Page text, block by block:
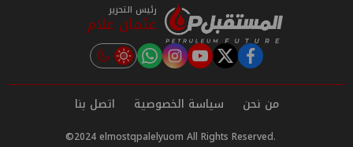
رئيس التحرير
عثمان علام
facebook
twitter
youtube
instagram
tiktok
من نحن سياسة الخصوصية اتصل بنا
©2024 elmostqpalelyuom All Rights Reserved.